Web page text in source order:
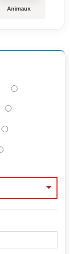
Animaux